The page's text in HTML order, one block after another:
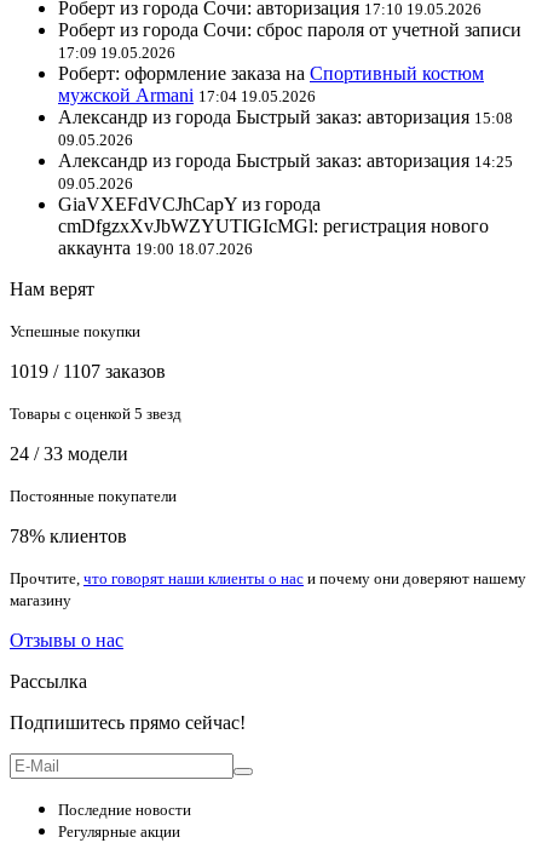
Роберт из города Сочи: авторизация 17:10 19.05.2026
Роберт из города Сочи: сброс пароля от учетной записи
17:09 19.05.2026
Роберт: оформление заказа на Спортивный костюм
мужской Armani 17:04 19.05.2026
Александр из города Быстрый заказ: авторизация 15:08
09.05.2026
Александр из города Быстрый заказ: авторизация 14:25
09.05.2026
GiaVXEFdVCJhCapY из города
cmDfgzxXvJbWZYUTIGIcMGl: регистрация нового
аккаунта 19:00 18.07.2026
Нам верят
Успешные покупки
1019 / 1107 заказов
Товары с оценкой 5 звезд
24 / 33 модели
Постоянные покупатели
78% клиентов
Прочтите, что говорят наши клиенты о нас и почему они доверяют нашему
магазину
Отзывы о нас
Рассылка
Подпишитесь прямо сейчас!
Последние новости
Регулярные акции